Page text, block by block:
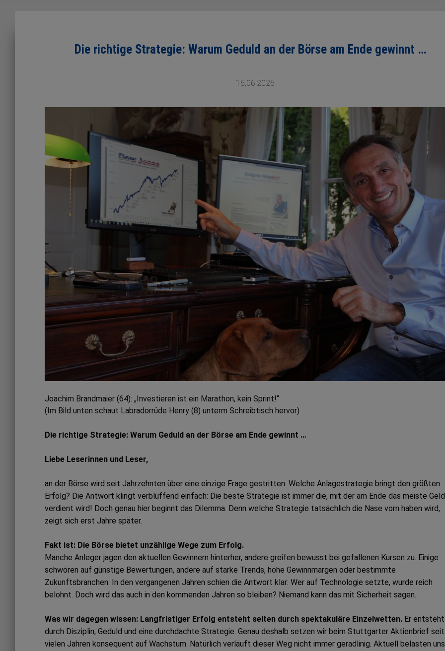
Die richtige Strategie: Warum Geduld an der Börse am Ende gewinnt …
16.06.2026
Joachim Brandmaier (64): „Investieren ist ein Marathon, kein Sprint!“
(Im Bild unten schaut Labradorrüde Henry (8) unterm Schreibtisch hervor)
Die richtige Strategie: Warum Geduld an der Börse am Ende gewinnt …
Liebe Leserinnen und Leser,
an der Börse wird seit Jahrzehnten über eine einzige Frage gestritten: Welche Anlagestrategie bringt den größten
Erfolg? Die Antwort klingt verblüffend einfach: Die beste Strategie ist immer die, mit der am Ende das meiste Geld
verdient wird! Doch genau hier beginnt das Dilemma. Denn welche Strategie tatsächlich die Nase vorn haben wird,
zeigt sich erst Jahre später.
Fakt ist: Die Börse bietet unzählige Wege zum Erfolg.
Manche Anleger jagen den aktuellen Gewinnern hinterher, andere greifen bewusst bei gefallenen Kursen zu. Einige
schwören auf günstige Bewertungen, andere auf starke Trends, hohe Gewinnmargen oder bestimmte
Zukunftsbranchen. In den vergangenen Jahren schien die Antwort klar: Wer auf Technologie setzte, wurde reich
belohnt. Doch wird das auch in den kommenden Jahren so bleiben? Niemand kann das mit Sicherheit sagen.
Was wir dagegen wissen: Langfristiger Erfolg entsteht selten durch spektakuläre Einzelwetten. Er entsteht
durch Disziplin, Geduld und eine durchdachte Strategie. Genau deshalb setzen wir beim Stuttgarter Aktienbrief seit
vielen Jahren konsequent auf Wachstum. Natürlich verläuft dieser Weg nicht immer geradlinig. Aktuell belasten uns